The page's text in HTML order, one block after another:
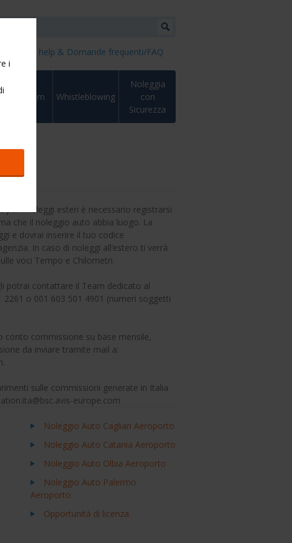
Budget help & Domande frequenti/FAQ
Car Return Whistleblowing
Noleggia
con
Sicurezza
i noleggi esteri è necessario registrarsi
che il noleggio auto abbia luogo. La
e dovrai inserire il tuo codice
In caso di noleggi all‘estero ti verrà
voci Tempo e Chilometri.
potrai contattare il Team dedicato al
o 001 603 501 4901 (numeri soggetti
conto commissione su base mensile,
da inviare tramite mail a:
sulle commissioni generate in Italia
europe.com
Noleggio Auto Cagliari Aeroporto
Noleggio Auto Catania Aeroporto
Noleggio Auto Olbia Aeroporto
Noleggio Auto Palermo
Aeroporto
Opportunità di licenza
i